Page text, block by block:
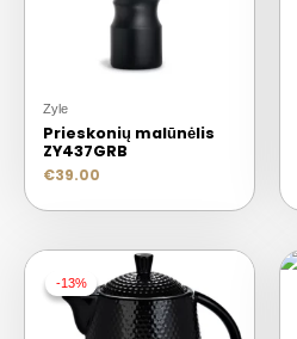
Zyle
Prieskonių malūnėlis
ZY437GRB
€39.00
-13%
-13%